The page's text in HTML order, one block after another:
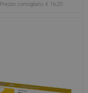
Prezzo consigliato: € 16,20